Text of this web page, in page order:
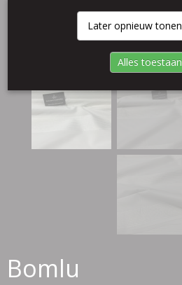
Bomlu
Later opnieuw tonen
Alles toestaan